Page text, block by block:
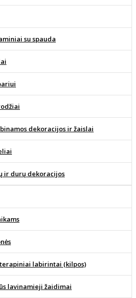
su spauda
dekoracijos ir žaislai
ir durų dekoracijos
labirintai (kilpos)
lavinamieji žaidimai